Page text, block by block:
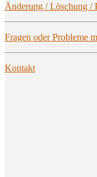
Ände­rung / Löschung /
Fra­gen oder Pro­ble­me
Kon­takt